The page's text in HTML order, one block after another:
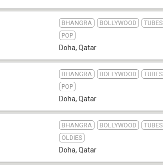
BHANGRA BOLLYWOOD
TUBES
POP
Doha, Qatar
BHANGRA BOLLYWOOD
TUBES
POP
Doha, Qatar
BHANGRA BOLLYWOOD
TUBES
OLDIES
Doha, Qatar